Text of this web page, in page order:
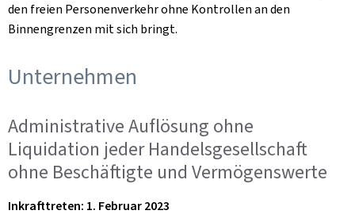
den freien Personenverkehr ohne Kontrollen an den
Binnengrenzen mit sich bringt.
Unternehmen
Administrative Auflösung ohne
Liquidation jeder Handelsgesellschaft
ohne Beschäftigte und Vermögenswerte
Inkrafttreten: 1. Februar 2023